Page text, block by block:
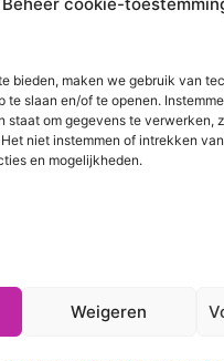
bieden, maken we gebruik van
te slaan en/of te openen.
staat om gegevens te verwerken,
niet instemmen of intrekken
en mogelijkheden.
Weigeren